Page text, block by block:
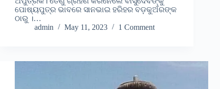
ପୋଷ୍ୟପୁତ୍ର ଭାବରେ ସାନଭାଇ ହରିହର ବଡ଼କୁଅଁରଙ୍କ
ଠାରୁ ।…
admin
May 11, 2023 1 Comment